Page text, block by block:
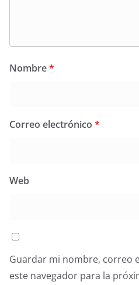
Nombre*
Correo electrónico *
Web
Guardar mi nombre, correo
este navegador para la